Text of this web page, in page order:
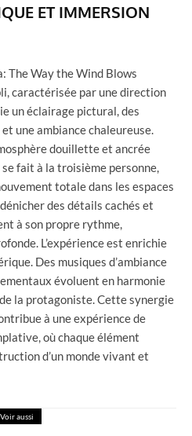
ET IMMERSION
The Way the Wind Blows
caractérisée par une direction
un éclairage pictural, des
une ambiance chaleureuse.
douillette et ancrée
fait à la troisième personne,
totale dans les espaces
des détails cachés et
à son propre rythme,
L’expérience est enrichie
Des musiques d’ambiance
évoluent en harmonie
la protagoniste. Cette synergie
à une expérience de
où chaque élément
d’un monde vivant et
Voir aussi